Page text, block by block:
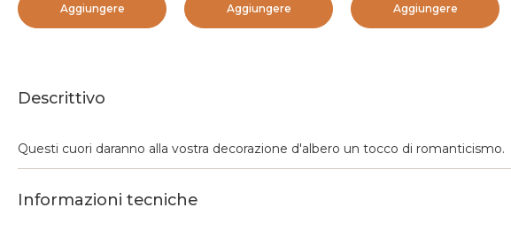
Aggiungere Aggiungere Aggiungere
Descrittivo
Questi cuori daranno alla vostra decorazione d'albero un tocco di romanticismo.
Informazioni tecniche